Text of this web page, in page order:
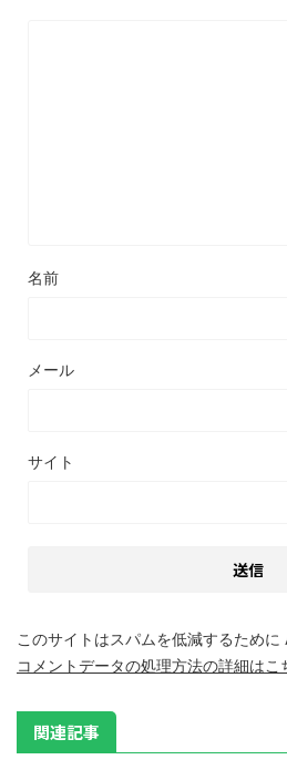
名前
メール
サイト
このサイトはスパムを低減するために
コメントデータの処理方法の詳細は
関連記事